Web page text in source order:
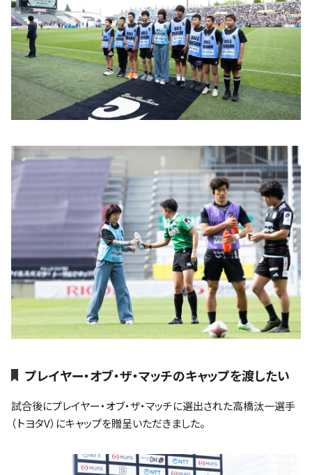
プレイヤー・オブ・ザ・マッチのキャップを渡したい
試合後にプレイヤー・オブ・ザ・マッチに選出された高橋汰一選手
（トヨタV）にキャップを贈呈いただきました。